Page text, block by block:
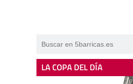
LA COPA DEL DÍA